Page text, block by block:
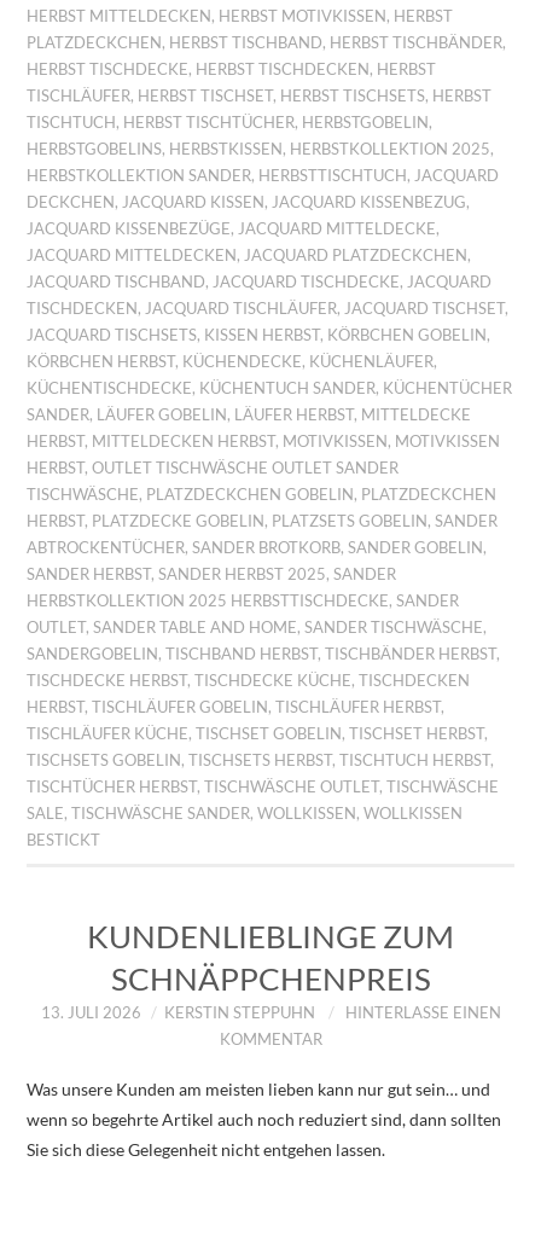
HERBST MITTELDECKEN , HERBST MOTIVKISSEN , HERBST
PLATZDECKCHEN , HERBST TISCHBAND, HERBST TISCHBÄNDER,
HERBST TISCHDECKE, HERBST TISCHDECKEN , HERBST
TISCHLÄUFER, HERBST TISCHSET, HERBST TISCHSETS, HERBST
TISCHTUCH , HERBST TISCHTÜCHER, HERBSTGOBELIN ,
HERBSTGOBELINS, HERBSTKISSEN , HERBSTKOLLEKTION 2025,
HERBSTKOLLEKTION SANDER, HERBSTTISCHTUCH , JACQUARD
DECKCHEN , JACQUARD KISSEN , JACQUARD KISSENBEZUG,
JACQUARD KISSENBEZÜGE, JACQUARD MITTELDECKE,
JACQUARD MITTELDECKEN , JACQUARD PLATZDECKCHEN ,
JACQUARD TISCHBAND, JACQUARD TISCHDECKE, JACQUARD
TISCHDECKEN , JACQUARD TISCHLÄUFER, JACQUARD TISCHSET,
JACQUARD TISCHSETS, KISSEN HERBST, KÖRBCHEN GOBELIN ,
KÖRBCHEN HERBST, KÜCHENDECKE, KÜCHENLÄUFER,
KÜCHENTISCHDECKE, KÜCHENTUCH SANDER, KÜCHENTÜCHER
SANDER, LÄUFER GOBELIN , LÄUFER HERBST, MITTELDECKE
HERBST, MITTELDECKEN HERBST, MOTIVKISSEN , MOTIVKISSEN
HERBST,OUTLET TISCHWÄSCHE OUTLET SANDER
TISCHWÄSCHE, PLATZDECKCHEN GOBELIN , PLATZDECKCHEN
HERBST, PLATZDECKE GOBELIN , PLATZSETS GOBELIN ,SANDER
ABTROCKENTÜCHER,SANDER BROTKORB,SANDER GOBELIN ,
SANDER HERBST,SANDER HERBST 2025,SANDER
HERBSTKOLLEKTION 2025 HERBSTTISCHDECKE,SANDER
OUTLET,SANDER TABLE AND HOME,SANDER TISCHWÄSCHE,
SANDERGOBELIN ,TISCHBAND HERBST,TISCHBÄNDER HERBST,
TISCHDECKE HERBST,TISCHDECKE KÜCHE,TISCHDECKEN
HERBST,TISCHLÄUFER GOBELIN ,TISCHLÄUFER HERBST,
TISCHLÄUFER KÜCHE,TISCHSET GOBELIN ,TISCHSET HERBST,
TISCHSETS GOBELIN ,TISCHSETS HERBST,TISCHTUCH HERBST,
TISCHTÜCHER HERBST,TISCHWÄSCHE OUTLET,TISCHWÄSCHE
SALE,TISCHWÄSCHE SANDER,WOLLKISSEN ,WOLLKISSEN
BESTICKT
KUNDENLIEBLINGE ZUM
SCHNÄPPCHENPREIS
13. JULI 2026 KERSTIN STEPPUHN
HINTERLASSE EINEN
KOMMENTAR
Was unsere Kunden am meisten lieben kann nur gut sein… und
wenn so begehrte Artikel auch noch reduziert sind, dann sollten
Sie sich diese Gelegenheit nicht entgehen lassen.